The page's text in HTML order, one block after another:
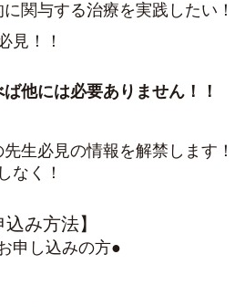
関与する治療を実践したい！
見！！
には必要ありません！！
生必見の情報を解禁します！
なく！
み方法】
申し込みの方●